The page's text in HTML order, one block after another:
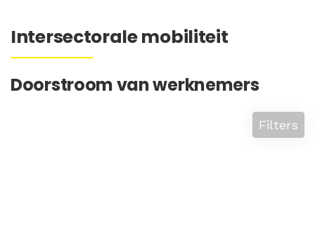
Intersectorale mobiliteit
Doorstroom van werknemers
Filters